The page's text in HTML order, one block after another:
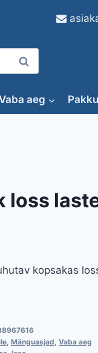
Otsi
aeg
loss
kopsakas
, Mänguasjad Vaba aeg